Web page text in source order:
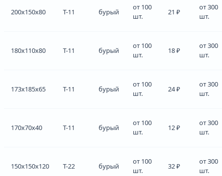
200x150x80 Т-11 бурый
от 100
шт.
21 ₽
от 300
шт.
180x110x80 Т-11 бурый
от 100
шт.
18 ₽
от 300
шт.
173x185x65 Т-11 бурый
от 100
шт.
24 ₽
от 300
шт.
170x70x40 Т-11 бурый
от 100
шт.
12 ₽
от 300
шт.
150x150x120 Т-22 бурый
от 100
шт.
32 ₽
от 300
шт.